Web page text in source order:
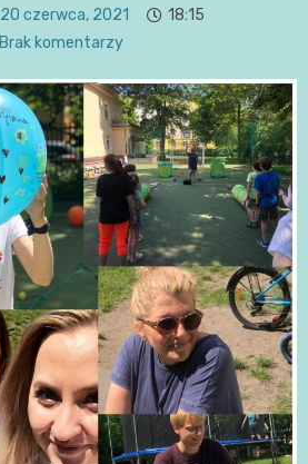
20 czerwca, 2021
18:15
Brak komentarzy